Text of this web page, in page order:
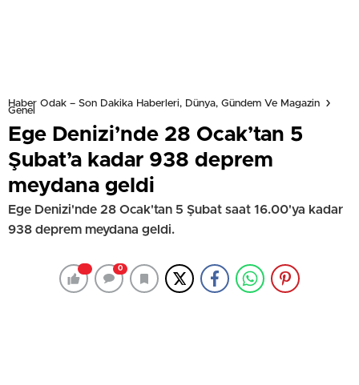
Haber Odak – Son Dakika Haberleri, Dünya, Gündem Ve Magazin
Genel
Ege Denizi’nde 28 Ocak’tan 5
Şubat’a kadar 938 deprem
meydana geldi
Ege Denizi'nde 28 Ocak'tan 5 Şubat saat 16.00'ya kadar
938 deprem meydana geldi.
0